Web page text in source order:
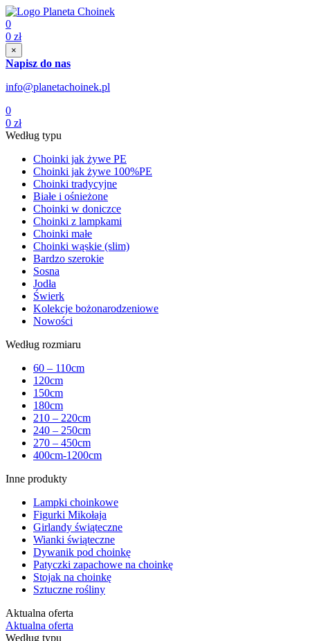
0
0 zł
×
Napisz do nas
info@planetachoinek.pl
0
0 zł
Według typu
Choinki jak żywe PE
Choinki jak żywe 100%PE
Choinki tradycyjne
Białe i ośnieżone
Choinki w doniczce
Choinki z lampkami
Choinki małe
Choinki wąskie (slim)
Bardzo szerokie
Sosna
Jodła
Świerk
Kolekcje bożonarodzeniowe
Nowości
Według rozmiaru
60 – 110cm
120cm
150cm
180cm
210 – 220cm
240 – 250cm
270 – 450cm
400cm-1200cm
Inne produkty
Lampki choinkowe
Figurki Mikołaja
Girlandy świąteczne
Wianki świąteczne
Dywanik pod choinkę
Patyczki zapachowe na choinkę
Stojak na choinkę
Sztuczne rośliny
Aktualna oferta
Aktualna oferta
Według typu